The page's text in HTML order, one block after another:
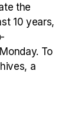
the
10 years,
To
a